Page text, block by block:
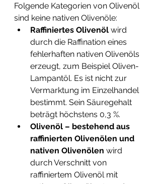
Folgende Kategorien von Olivenöl
sind keine nativen Olivenöle:
Raffiniertes Olivenöl wird
durch die Raffination eines
fehlerhaften nativen Olivenöls
erzeugt, zum Beispiel Oliven-
Lampantöl. Es ist nicht zur
Vermarktung im Einzelhandel
bestimmt. Sein Säuregehalt
beträgt höchstens 0,3 %.
Olivenöl – bestehend aus
raffinierten Olivenölen und
nativen Olivenölen wird
durch Verschnitt von
raffiniertem Olivenöl mit